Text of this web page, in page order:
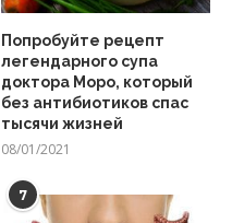
Попробуйте рецепт
легендарного супа
доктора Моро, который
без антибиотиков спас
тысячи жизней
08/01/2021
7